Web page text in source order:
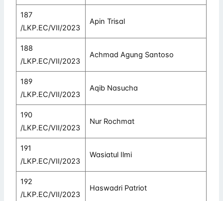
187
/LKP.EC/VII/2023
Apin Trisal
188
/LKP.EC/VII/2023
Achmad Agung Santoso
189
/LKP.EC/VII/2023
Aqib Nasucha
190
/LKP.EC/VII/2023
Nur Rochmat
191
/LKP.EC/VII/2023
Wasiatul Ilmi
192
/LKP.EC/VII/2023
Haswadri Patriot